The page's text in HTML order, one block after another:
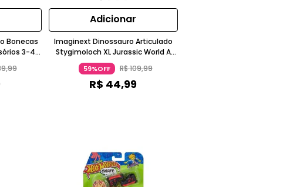
Bonecas
3-4
,99
Adicionar
Imaginext Dinossauro Articulado
Stygimoloch XL Jurassic World A
Partir De Três Anos Mattel
59%OFF R$109,99
R$ 44,99